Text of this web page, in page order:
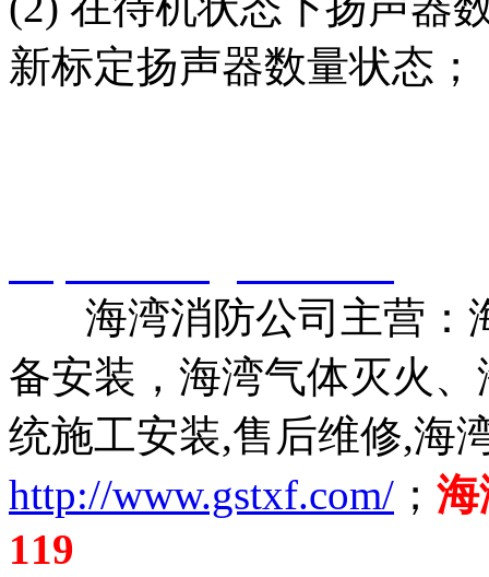
新标定扬声器数量状态；
海湾消防公司主营：
备安装，海湾气体灭火
统施工安装,售后维修,海
http://www.gstxf.com/ ； 海
119